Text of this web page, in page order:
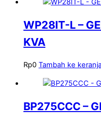
WP28IT-L –
KVA
Rp0 Tambah ke
BP275CCC –